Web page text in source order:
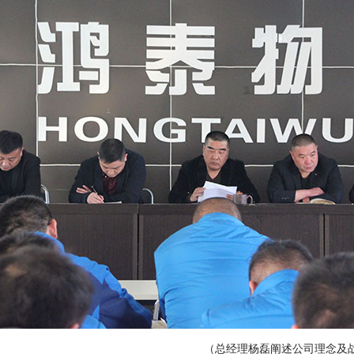
理杨磊阐述公司理念及战略